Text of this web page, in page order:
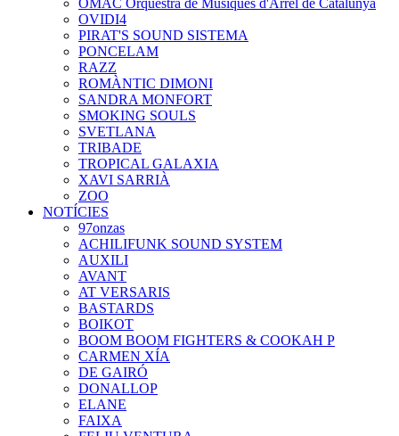
OMAC Orquestra de Músiques d'Arrel de Catalunya
OVIDI4
PIRAT'S SOUND SISTEMA
PONCELAM
RAZZ
ROMÀNTIC DIMONI
SANDRA MONFORT
SMOKING SOULS
SVETLANA
TRIBADE
TROPICAL GALAXIA
XAVI SARRIÀ
ZOO
NOTÍCIES
97onzas
ACHILIFUNK SOUND SYSTEM
AUXILI
AVANT
AT VERSARIS
BASTARDS
BOIKOT
BOOM BOOM FIGHTERS & COOKAH P
CARMEN XÍA
DE GAIRÓ
DONALLOP
ELANE
FAIXA